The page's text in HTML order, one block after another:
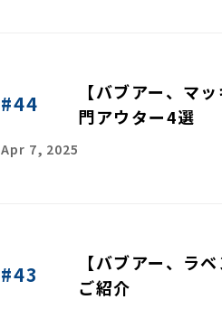
#44
【バブアー、マ
門アウター4選
Apr 7, 2025
#43
【バブアー、ラ
ご紹介